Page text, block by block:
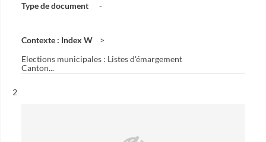
Type de document -
Contexte : Index W
Elections municipales : Listes d'émargement
Canton...
Résultat n°
2